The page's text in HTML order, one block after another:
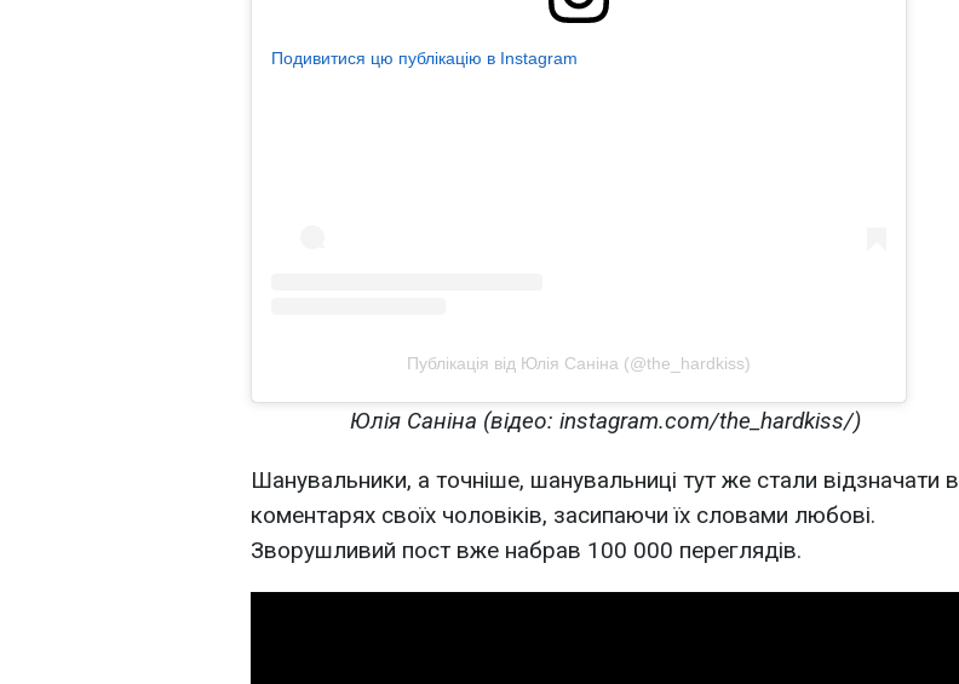
Подивитися цю публікацію в Instagram
Публікація від Юлія Саніна (@the_hardkiss)
Юлія Саніна (відео: instagram.com/the_hardkiss/)
Шанувальники, а точніше, шанувальниці тут же стали відзначати в
коментарях своїх чоловіків, засипаючи їх словами любові.
Зворушливий пост вже набрав 100 000 переглядів.